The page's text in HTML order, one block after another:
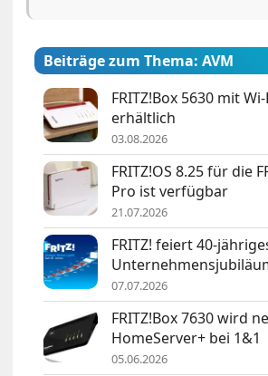
Beiträge zum Thema: AVM
FRITZ!Box 5630 mit
erhältlich
03.08.2026
FRITZ!OS 8.25 für die
Pro ist verfügbar
21.07.2026
FRITZ! feiert 40-
07.07.2026
FRITZ!Box 7630 wird
HomeServer+ bei 1&1
05.06.2026